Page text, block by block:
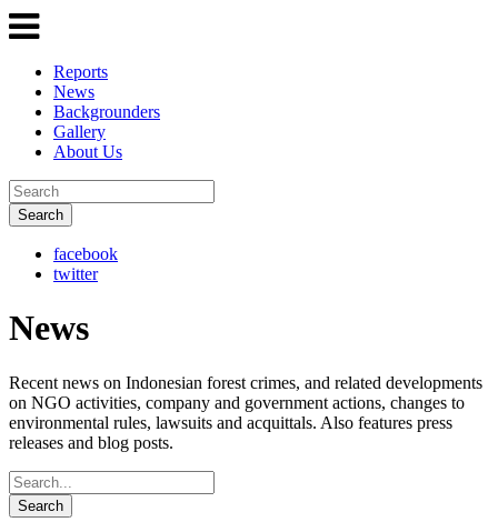
Reports
News
Backgrounders
Gallery
About Us
Search
facebook
twitter
News
Recent news on Indonesian forest crimes, and related developments
on NGO activities, company and government actions, changes to
environmental rules, lawsuits and acquittals. Also features press
releases and blog posts.
Search